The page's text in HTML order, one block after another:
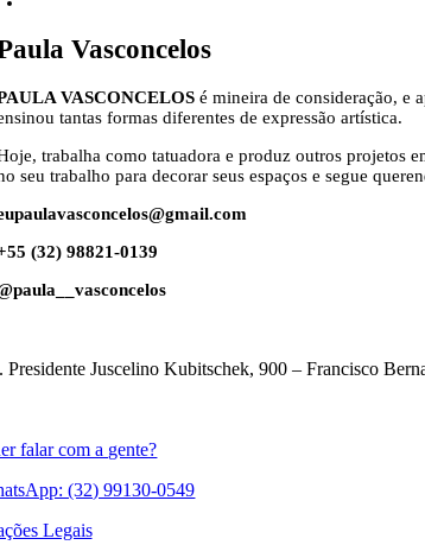
Vasconcelos
VASCONCELOS é mineira de consideração, e
tantas formas diferentes de expressão artística.
trabalha como tatuadora e produz outros projetos
seu trabalho para decorar seus espaços e segue
(32) 98821-0139
Presidente Juscelino Kubitschek, 900 – Francisco
falar com a gente?
(32) 99130-0549
Legais